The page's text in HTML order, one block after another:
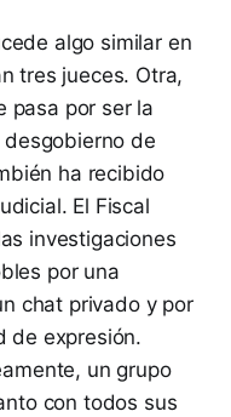
algo similar en
tres jueces. Otra,
pasa por ser la
de
ha recibido
El Fiscal
investigaciones
por una
chat privado y por
de expresión.
un grupo
con todos sus